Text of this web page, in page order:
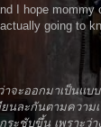
I hope mommy
going to
จะออกมาเป็นแ
ละกันตามความเ
ะชับขึ้น เพราะว่